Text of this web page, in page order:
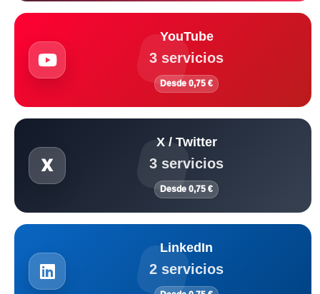
YouTube
3 servicios
Desde 0,75 €
X / Twitter
3 servicios
Desde 0,75 €
LinkedIn
2 servicios